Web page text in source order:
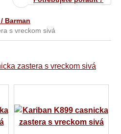
Barman
s vreckom sivá